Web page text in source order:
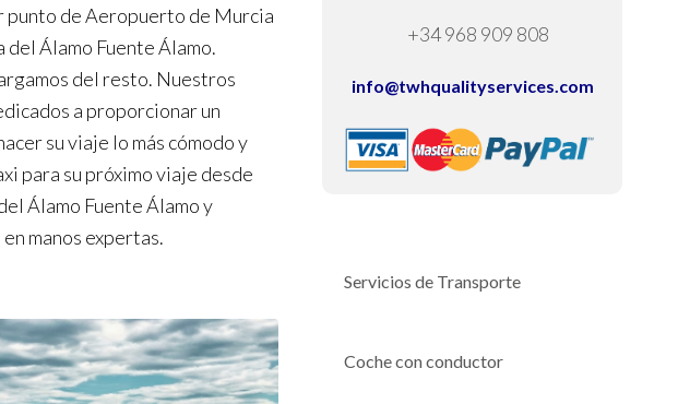
punto de Aeropuerto de Murcia
Álamo Fuente Álamo.
del resto. Nuestros
a proporcionar un
su viaje lo más cómodo y
para su próximo viaje desde
Álamo Fuente Álamo y
manos expertas.
+34 968 909 808
info@twhqualityservices.com
Servicios de Transporte
Coche con conductor